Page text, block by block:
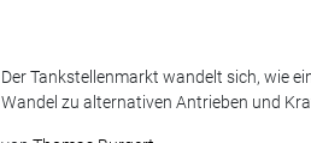
Der Tankstellenmarkt wandelt sich, wie
Wandel zu alternativen Antrieben und